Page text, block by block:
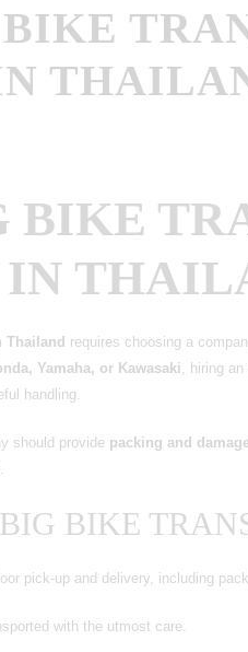
BIKE
IN
Thailand requires choosing a
Yamaha, or Kawasaki, hiring
handling.
should provide packing and
.
BIKE
pick-up and delivery, including
with the utmost care.